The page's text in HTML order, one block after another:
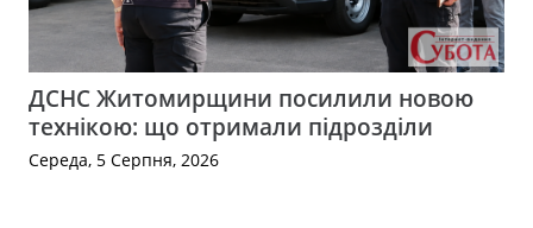
ДСНС Житомирщини посилили новою
технікою: що отримали підрозділи
Середа, 5 Серпня, 2026